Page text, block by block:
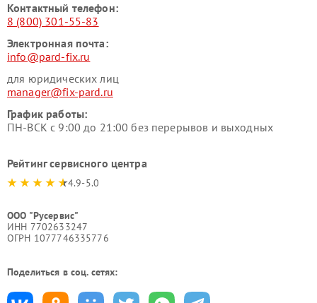
Контактный телефон:
8 (800) 301-55-83
Электронная почта:
info@pard-fix.ru
для юридических лиц
manager@fix-pard.ru
График работы:
ПН-ВСК с 9:00 до 21:00 без перерывов и выходных
Рейтинг сервисного центра
4.9-5.0
ООО "Русервис"
ИНН 7702633247
ОГРН 1077746335776
Поделиться в соц. сетях: